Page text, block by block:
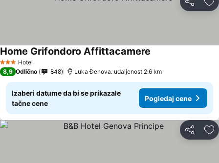
Deli
3 Zvezdice
Hotel
Home Grifondoro Affittacamere
8,9 Odlično 848 Luka Đenova: udaljenost 2.6 km
Izaberi datume da bi se prikazale
tačne cene
Pogledaj cene
Deli